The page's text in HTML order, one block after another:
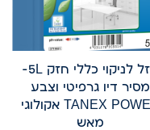
נוזל לניקוי כללי חזק 5L-
מסיר דיו גרפיטי וצבע
TANEX POWER אקולוגי
מאש